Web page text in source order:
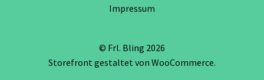
Impressum
© Frl. Bling 2026
Storefront gestaltet von WooCommerce.